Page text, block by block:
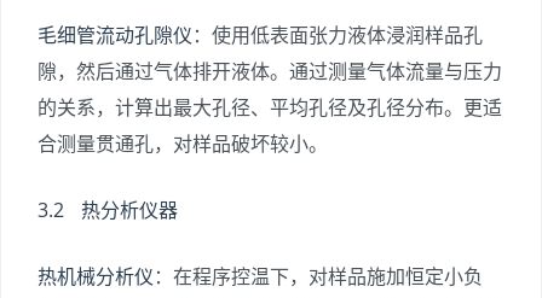
毛细管流动孔隙仪：使用低表面张力液体浸润样品孔
隙，然后通过气体排开液体。通过测量气体流量与压力
的关系，计算出最大孔径、平均孔径及孔径分布。更适
合测量贯通孔，对样品破坏较小。
3.2 热分析仪器
热机械分析仪：在程序控温下，对样品施加恒定小负